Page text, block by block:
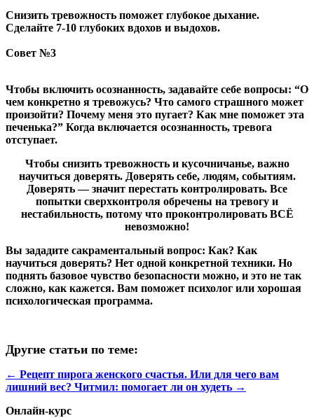
Снизить тревожность поможет глубокое дыхание.
Сделайте 7-10 глубоких вдохов и выдохов.
Совет №3
Чтобы включить осознанность, задавайте себе вопросы: “О
чем конкретно я тревожусь? Что самого страшного может
произойти? Почему меня это пугает? Как мне поможет эта
печенька?” Когда включается осознанность, тревога
отступает.
Чтобы снизить тревожность и кусочничанье, важно
научиться доверять. Доверять себе, людям, событиям.
Доверять — значит перестать контролировать. Все
попытки сверхконтроля обречены на тревогу и
нестабильность, потому что проконтролировать ВСЁ
невозможно!
Вы зададите сакраментальный вопрос: Как? Как
научиться доверять? Нет одной конкретной техники. Но
поднять базовое чувство безопасности можно, и это не так
сложно, как кажется. Вам поможет психолог или хорошая
психологическая программа.
Другие статьи по теме:
← Рецепт пирога женского счастья. Или для чего вам
лишний вес? Читмил: помогает ли он худеть →
Онлайн-курс